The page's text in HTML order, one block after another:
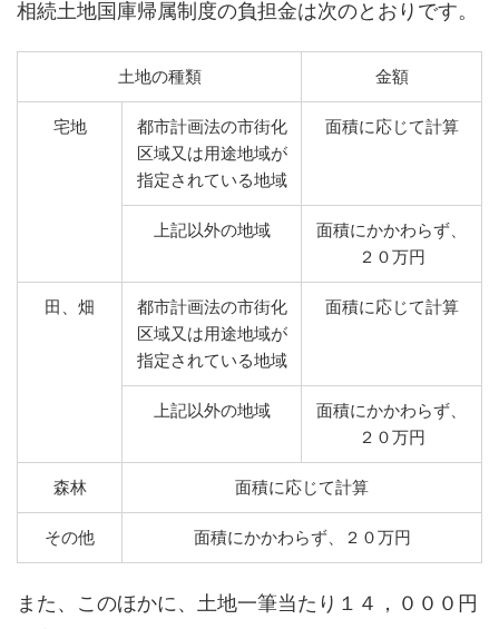
相続土地国庫帰属制度の負担金は次のとおりです。
土地の種類 金額
宅地
都市計画法の市街化
区域又は用途地域が
指定されている地域
面積に応じて計算
上記以外の地域
面積にかかわらず、
２０万円
田、畑
都市計画法の市街化
区域又は用途地域が
指定されている地域
面積に応じて計算
上記以外の地域
面積にかかわらず、
２０万円
森林 面積に応じて計算
その他 面積にかかわらず、２０万円
また、このほかに、土地一筆当たり１４，０００円